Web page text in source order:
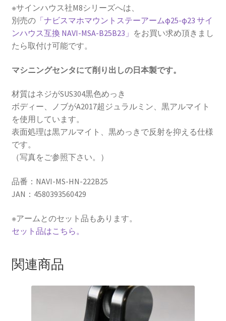
ド,
他]
0429
個
※サインハウス社M8シリーズへは、
別売の「ナビスマホマウントステーアームφ25-φ23 サイ
ンハウス互換 NAVI-MSA-B25B23」 をお買い求め頂きまし
たら取付け可能です。
マシニングセンタにて削り出しの日本製です。
材質はネジがSUS304黒色めっき
ボディー、ノブがA2017超ジュラルミン、黒アルマイト
を使用しています。
表面処理は黒アルマイト、黒めっきで反射を抑える仕様
です。
（写真をご参照下さい。）
品番：NAVI-MS-HN-222B25
JAN：4580393560429
※アームとのセット品もあります。
セット品はこちら。
関連商品